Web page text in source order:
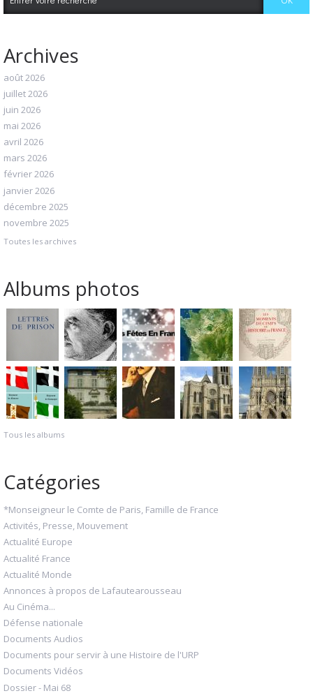
Archives
août 2026
juillet 2026
juin 2026
mai 2026
avril 2026
mars 2026
février 2026
janvier 2026
décembre 2025
novembre 2025
Toutes les archives
Albums photos
Tous les albums
Catégories
*Monseigneur le Comte de Paris, Famille de France
Activités, Presse, Mouvement
Actualité Europe
Actualité France
Actualité Monde
Annonces à propos de Lafautearousseau
Au Cinéma...
Défense nationale
Documents Audios
Documents pour servir à une Histoire de l'URP
Documents Vidéos
Dossier - Mai 68